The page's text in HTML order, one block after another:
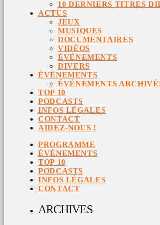
10 DERNIERS TITRES
ACTUS
JEUX
MUSIQUES
DOCUMENTAIRES
VIDÉOS
ÉVÉNEMENTS
DIVERS
ÉVÉNEMENTS
ÉVÉNEMENTS
TOP 10
PODCASTS
INFOS LÉGALES
CONTACT
AIDEZ-NOUS !
PROGRAMME
ÉVÉNEMENTS
TOP 10
PODCASTS
INFOS LÉGALES
CONTACT
ARCHIVES